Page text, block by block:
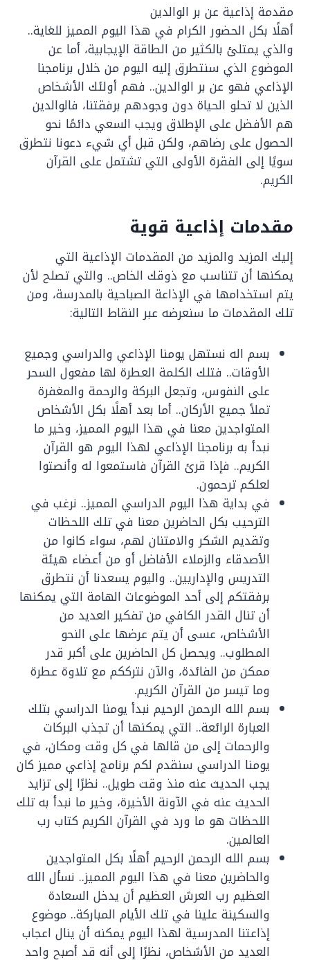
مقدمة إذاعية عن بر الوالدين
أهلًا بكل الحضور الكرام في هذا اليوم المميز للغاية..
والذي يمتلئ بالكثير من الطاقة الإيجابية، أما عن
الموضوع الذي سنتطرق إليه اليوم من خلال برنامجنا
الإذاعي فهو عن بر الوالدين.. فهم أولئك الأشخاص
الذين لا تحلو الحياة دون وجودهم برفقتنا، فالوالدين
هم الأفضل على الإطلاق ويجب السعي دائمًا نحو
الحصول على رضاهم، ولكن قبل أي شيء دعونا نتطرق
سويًا إلى الفقرة الأولى التي تشتمل على القرآن
الكريم.
مقدمات إذاعية قوية
إليك المزيد والمزيد من المقدمات الإذاعية التي
يمكنها أن تتناسب مع ذوقك الخاص.. والتي تصلح لأن
يتم استخدامها في الإذاعة الصباحية بالمدرسة، ومن
تلك المقدمات ما سنعرضه عبر النقاط التالية:
بسم اله نستهل يومنا الإذاعي والدراسي وجميع
الأوقات.. فتلك الكلمة العطرة لها مفعول السحر
على النفوس، وتجعل البركة والرحمة والمغفرة
تملأ جميع الأركان.. أما بعد أهلًا بكل الأشخاص
المتواجدين معنا في هذا اليوم المميز، وخير ما
نبدأ به برنامجنا الإذاعي لهذا اليوم هو القرآن
الكريم.. فإذا قرئ القرآن فاستمعوا له وأنصتوا
لعلكم ترحمون.
في بداية هذا اليوم الدراسي المميز.. نرغب في
الترحيب بكل الحاضرين معنا في تلك اللحظات
وتقديم الشكر والامتنان لهم، سواء كانوا من
الأصدقاء والزملاء الأفاضل أو من أعضاء هيئة
التدريس والإداريين.. واليوم يسعدنا أن نتطرق
برفقتكم إلى أحد الموضوعات الهامة التي يمكنها
أن تنال القدر الكافي من تفكير العديد من
الأشخاص، عسى أن يتم عرضها على النحو
المطلوب.. ويحصل كل الحاضرين على أكبر قدر
ممكن من الفائدة، والآن نترككم مع تلاوة عطرة
وما تيسر من القرآن الكريم.
بسم الله الرحمن الرحيم نبدأ يومنا الدراسي بتلك
العبارة الرائعة.. التي يمكنها أن تجذب البركات
والرحمات إلى من قالها في كل وقت ومكان، في
يومنا الدراسي سنقدم لكم برنامج إذاعي مميز كان
يجب الحديث عنه منذ وقت طويل.. نظرًا إلى تزايد
الحديث عنه في الآونة الأخيرة، وخير ما نبدأ به تلك
اللحظات هو ما ورد في القرآن الكريم كتاب رب
العالمين.
بسم الله الرحمن الرحيم أهلًا بكل المتواجدين
والحاضرين معنا في هذا اليوم المميز.. نسأل الله
العظيم رب العرش العظيم أن يدخل السعادة
والسكينة علينا في تلك الأيام المباركة.. موضوع
إذاعتنا المدرسية لهذا اليوم يمكنه أن ينال اعجاب
العديد من الأشخاص، نظرًا إلى أنه قد أصبح واحد